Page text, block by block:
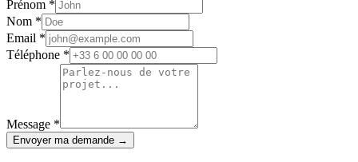
Prénom *
Nom *
Email *
Téléphone *
Message *
Envoyer ma demande →